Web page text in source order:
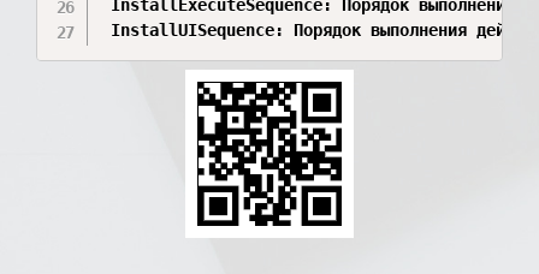
⁠InstallExecuteSequence⁠: Порядок выполнения
⁠InstallUISequence⁠: Порядок выполнения